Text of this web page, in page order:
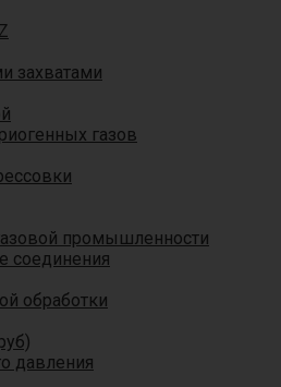
захватами
газов
промышленности
соединения
обработки
давления